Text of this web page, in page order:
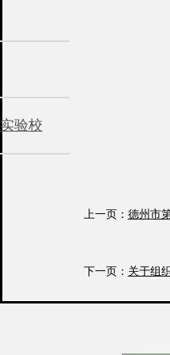
上一页： 德州市
下一页： 关于组
验校